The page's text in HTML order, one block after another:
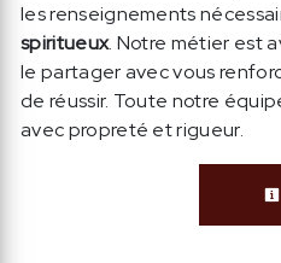
les renseignements
spiritueux. Notre métier est
le partager avec vous
de réussir. Toute notre
avec propreté et rigueur.